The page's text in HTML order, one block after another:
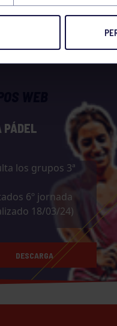
30 AGO 2023
PÁDEL
los grupos 3ª
6º jornada
18/03/24)
DESCARGA